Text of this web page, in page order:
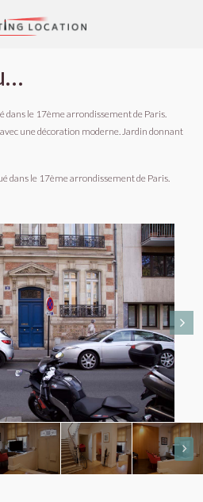
Hôtel particulier moderne épuré Paris
dans le 17ème arrondissement de Paris.
une décoration moderne. Jardin donnant
dans le 17ème arrondissement de Paris.